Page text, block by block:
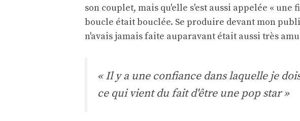
son couplet, mais qu'elle s'est aussi appelée «
boucle était bouclée. Se produire devant mon
n'avais jamais faite auparavant était aussi très
« Il y a une confiance dans laquelle je
ce qui vient du fait d'être une pop star »